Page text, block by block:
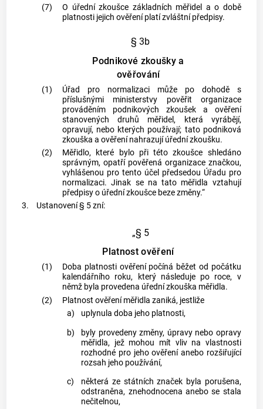
(7)
O úřední zkoušce základních měřidel a o době
platnosti jejich ověření platí zvláštní předpisy.
§ 3b
Podnikové zkoušky a
ověřování
(1)
Úřad pro normalizaci může po dohodě s
příslušnými ministerstvy pověřit organizace
prováděním podnikových zkoušek a ověření
stanovených druhů měřidel, která vyrábějí,
opravují, nebo kterých používají; tato podniková
zkouška a ověření nahrazují úřední zkoušku.
(2)
Měřidlo, které bylo při této zkoušce shledáno
správným, opatří pověřená organizace značkou,
vyhlášenou pro tento účel předsedou Úřadu pro
normalizaci. Jinak se na tato měřidla vztahují
předpisy o úřední zkoušce beze změny.“
3.
Ustanovení § 5 zní:
„§ 5
Platnost ověření
(1)
Doba platnosti ověření počíná běžet od počátku
kalendářního roku, který následuje po roce, v
němž byla provedena úřední zkouška měřidla.
(2)
Platnost ověření měřidla zaniká, jestliže
a)
uplynula doba jeho platnosti,
b)
byly provedeny změny, úpravy nebo opravy
měřidla, jež mohou mít vliv na vlastnosti
rozhodné pro jeho ověření anebo rozšiřující
rozsah jeho používání,
c)
některá ze státních značek byla porušena,
odstraněna, znehodnocena anebo se stala
nečitelnou,